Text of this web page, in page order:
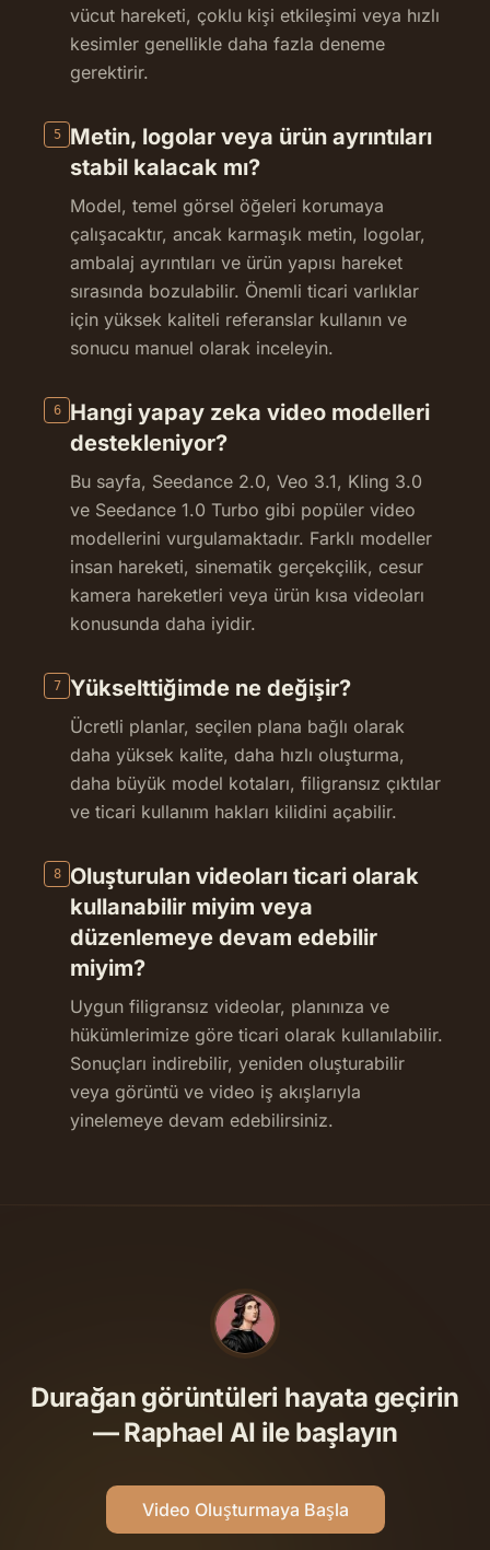
vücut hareketi, çoklu kişi etkileşimi veya hızlı
kesimler genellikle daha fazla deneme
gerektirir.
5
Metin, logolar veya ürün ayrıntıları
stabil kalacak mı?
Model, temel görsel öğeleri korumaya
çalışacaktır, ancak karmaşık metin, logolar,
ambalaj ayrıntıları ve ürün yapısı hareket
sırasında bozulabilir. Önemli ticari varlıklar
için yüksek kaliteli referanslar kullanın ve
sonucu manuel olarak inceleyin.
6
Hangi yapay zeka video modelleri
destekleniyor?
Bu sayfa, Seedance 2.0, Veo 3.1, Kling 3.0
ve Seedance 1.0 Turbo gibi popüler video
modellerini vurgulamaktadır. Farklı modeller
insan hareketi, sinematik gerçekçilik, cesur
kamera hareketleri veya ürün kısa videoları
konusunda daha iyidir.
7 Yükselttiğimde ne değişir?
Ücretli planlar, seçilen plana bağlı olarak
daha yüksek kalite, daha hızlı oluşturma,
daha büyük model kotaları, filigransız çıktılar
ve ticari kullanım hakları kilidini açabilir.
8
Oluşturulan videoları ticari olarak
kullanabilir miyim veya
düzenlemeye devam edebilir
miyim?
Uygun filigransız videolar, planınıza ve
hükümlerimize göre ticari olarak kullanılabilir.
Sonuçları indirebilir, yeniden oluşturabilir
veya görüntü ve video iş akışlarıyla
yinelemeye devam edebilirsiniz.
Durağan görüntüleri hayata geçirin
— Raphael AI ile başlayın
Video Oluşturmaya Başla